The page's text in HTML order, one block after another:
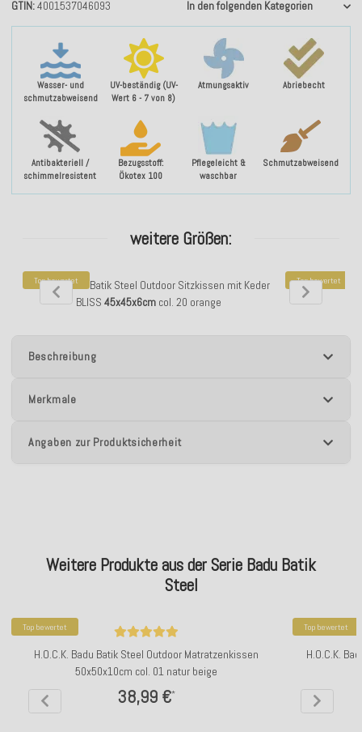
Wasser- und
schmutzabweisend
UV-beständig (UV-
Wert 6 - 7 von 8)
Atmungsaktiv Abriebecht
Antibakteriell /
schimmelresistent
Bezugsstoff:
Ökotex 100
Pflegeleicht &
waschbar
Schmutzabweisend
GTIN 4001537046093 In den folgenden Kategorien
weitere Größen:
Top bewertet
H.O.C.K. Badu Batik Steel Outdoor Sitzkissen mit Keder
BLISS 45x45x6cmcol. 20 orange
Top bewertet
H.O.C.K.
Beschreibung
Merkmale
Angaben zur Produktsicherheit
Weitere Produkte aus der Serie Badu Batik
Steel
Top bewertet
H.O.C.K. Badu Batik Steel Outdoor Matratzenkissen
50x50x10cm col. 01 natur beige
38,99 €*
Top bewertet
H.O.C.K.